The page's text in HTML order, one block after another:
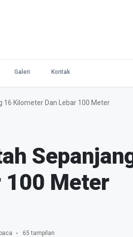
Galeri Kontak
16 Kilometer Dan Lebar 100 Meter
100 Meter
65 tampilan